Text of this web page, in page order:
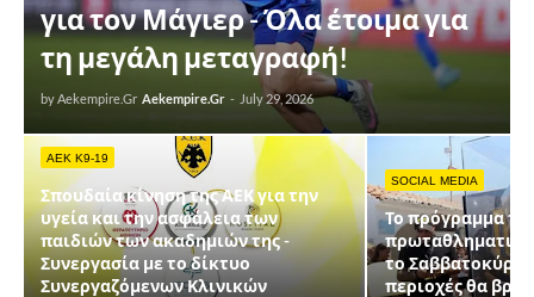
για τον Μάγιερ - Όλα έτοιμα για
τη μεγάλη μεταγραφή!
by Aekempire.Gr Aekempire.Gr - July 29, 2026
AEK K9-19
Σπουδαία κίνηση της ΑΕΚ για την
υγεία και την ασφάλεια των
παιδιών των ακαδημιών της -
Συνεργασία με το δίκτυο
Συνεργαζόμενων Κλινικών
SOCIAL MEDIA
Το πρόγραμμα
το
περιοχές θα